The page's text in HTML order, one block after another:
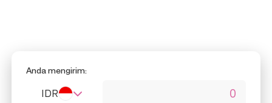
Anda mengirim:
IDR